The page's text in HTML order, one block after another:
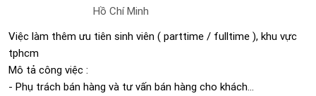
Hồ Chí Minh
Việc làm thêm ưu tiên sinh viên ( parttime / fulltime ), khu vực
tphcm
Mô tả công việc :
- Phụ trách bán hàng và tư vấn bán hàng cho khách